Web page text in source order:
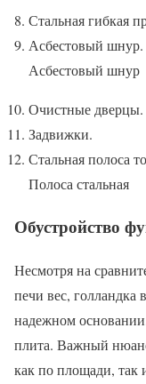
Стальная гибкая
Асбестовый шнур.
Асбестовый шнур
Очистные дверцы.
Задвижки.
Стальная полоса
Полоса стальная
Обустройство
Несмотря на
печи вес, голландка
надежном
плита. Важный
как по площади, так